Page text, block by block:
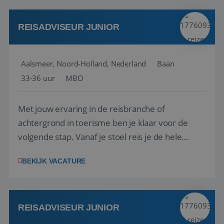
werken: of het nu gaat om vragen ...
REISADVISEUR JUNIOR
Aalsmeer, Noord-Holland, Nederland
Baan
33-36 uur
MBO
Met jouw ervaring in de reisbranche of
achtergrond in toerisme ben je klaar voor de
volgende stap. Vanaf je stoel reis je de hele
wensen van je team, je klant en wat er in de
klanten te overtuigen om die droomreis te
boeken! ...
BEKIJK VACATURE
REISADVISEUR JUNIOR